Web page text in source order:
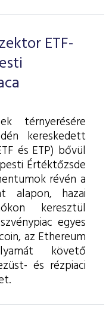
ETF-
térnyerésére
kereskedett
és ETP) bővül
Értéktőzsde
révén a
alapon, hazai
keresztül
egyes
az Ethereum
követő
és rézpiaci